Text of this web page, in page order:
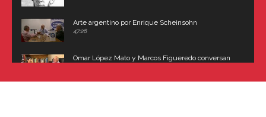
Arte argentino por Enrique Scheinsohn
47:26
Omar López Mato y Marcos Figueredo conversan